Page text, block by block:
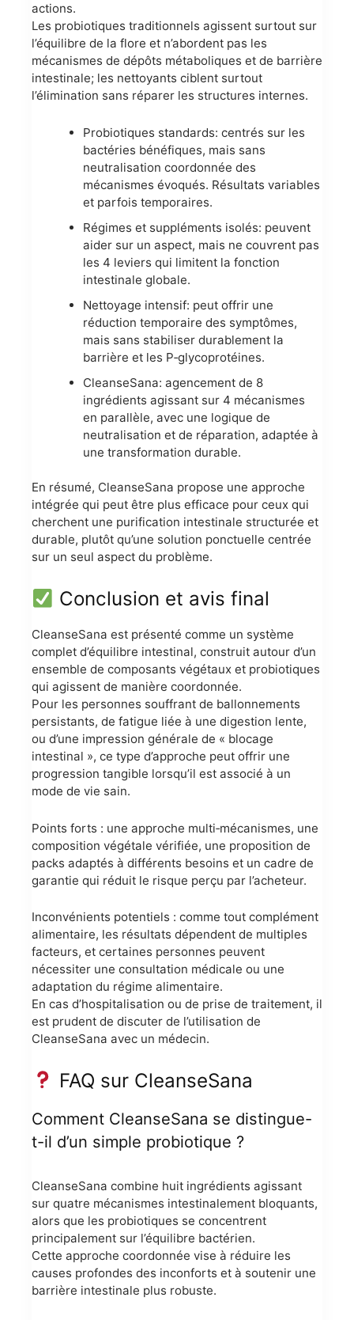
actions.
Les probiotiques traditionnels agissent surtout sur
l’équilibre de la flore et n’abordent pas les
mécanismes de dépôts métaboliques et de barrière
intestinale; les nettoyants ciblent surtout
l’élimination sans réparer les structures internes.
Probiotiques standards: centrés sur les
bactéries bénéfiques, mais sans
neutralisation coordonnée des
mécanismes évoqués. Résultats variables
et parfois temporaires.
Régimes et suppléments isolés: peuvent
aider sur un aspect, mais ne couvrent pas
les 4 leviers qui limitent la fonction
intestinale globale.
Nettoyage intensif: peut offrir une
réduction temporaire des symptômes,
mais sans stabiliser durablement la
barrière et les P‑glycoprotéines.
CleanseSana: agencement de 8
ingrédients agissant sur 4 mécanismes
en parallèle, avec une logique de
neutralisation et de réparation, adaptée à
une transformation durable.
En résumé, CleanseSana propose une approche
intégrée qui peut être plus efficace pour ceux qui
cherchent une purification intestinale structurée et
durable, plutôt qu’une solution ponctuelle centrée
sur un seul aspect du problème.
Conclusion et avis final
CleanseSana est présenté comme un système
complet d’équilibre intestinal, construit autour d’un
ensemble de composants végétaux et probiotiques
qui agissent de manière coordonnée.
Pour les personnes souffrant de ballonnements
persistants, de fatigue liée à une digestion lente,
ou d’une impression générale de « blocage
intestinal », ce type d’approche peut offrir une
progression tangible lorsqu’il est associé à un
mode de vie sain.
Points forts : une approche multi‑mécanismes, une
composition végétale vérifiée, une proposition de
packs adaptés à différents besoins et un cadre de
garantie qui réduit le risque perçu par l’acheteur.
Inconvénients potentiels : comme tout complément
alimentaire, les résultats dépendent de multiples
facteurs, et certaines personnes peuvent
nécessiter une consultation médicale ou une
adaptation du régime alimentaire.
En cas d’hospitalisation ou de prise de traitement, il
est prudent de discuter de l’utilisation de
CleanseSana avec un médecin.
FAQ sur CleanseSana
Comment CleanseSana se distingue-
t-il d’un simple probiotique ?
CleanseSana combine huit ingrédients agissant
sur quatre mécanismes intestinalement bloquants,
alors que les probiotiques se concentrent
principalement sur l’équilibre bactérien.
Cette approche coordonnée vise à réduire les
causes profondes des inconforts et à soutenir une
barrière intestinale plus robuste.